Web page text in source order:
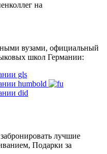
на
вузами, официальный
школ Германии:
лучшие
Подарки за